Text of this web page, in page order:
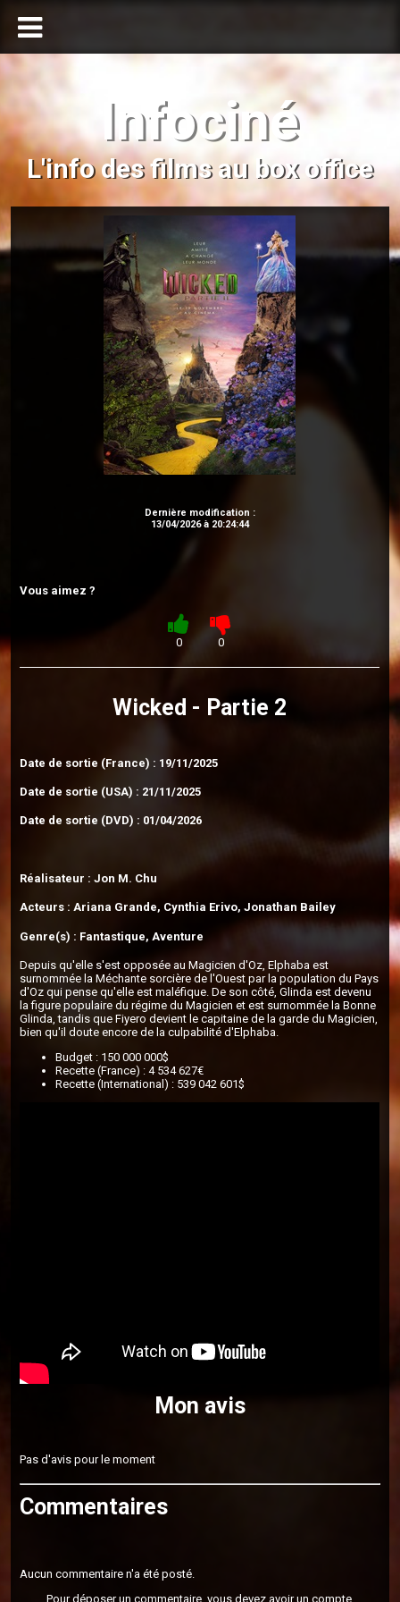
Infociné
L'info des films au box office
Dernière modification :
13/04/2026 à 20:24:44
Vous aimez ?
0 0
Wicked - Partie 2
Date de sortie (France) : 19/11/2025
Date de sortie (USA) : 21/11/2025
Date de sortie (DVD) : 01/04/2026
Réalisateur : Jon M. Chu
Acteurs : Ariana Grande, Cynthia Erivo, Jonathan Bailey
Genre(s) : Fantastique, Aventure
Depuis qu'elle s'est opposée au Magicien d'Oz, Elphaba est
surnommée la Méchante sorcière de l'Ouest par la population du Pays
d'Oz qui pense qu'elle est maléfique. De son côté, Glinda est devenu
la figure populaire du régime du Magicien et est surnommée la Bonne
Glinda, tandis que Fiyero devient le capitaine de la garde du Magicien,
bien qu'il doute encore de la culpabilité d'Elphaba.
Budget : 150 000 000$
Recette (France) : 4 534 627€
Recette (International) : 539 042 601$
Mon avis
Pas d'avis pour le moment
Commentaires
Aucun commentaire n'a été posté.
Pour déposer un commentaire, vous devez avoir un compte.